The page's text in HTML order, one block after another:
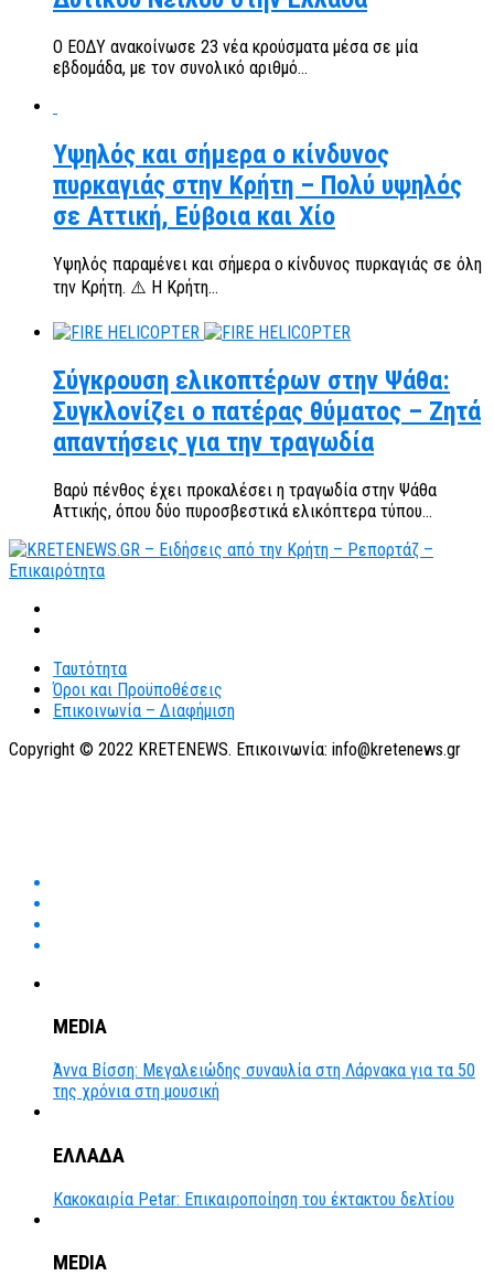
Ο ΕΟΔΥ ανακοίνωσε 23 νέα κρούσματα μέσα σε μία
εβδομάδα, με τον συνολικό αριθμό...
Υψηλός και σήμερα ο κίνδυνος
πυρκαγιάς στην Κρήτη – Πολύ υψηλός
σε Αττική, Εύβοια και Χίο
Υψηλός παραμένει και σήμερα ο κίνδυνος πυρκαγιάς σε όλη
την Κρήτη. ⚠️ Η Κρήτη...
Σύγκρουση ελικοπτέρων στην Ψάθα:
Συγκλονίζει ο πατέρας θύματος – Ζητά
απαντήσεις για την τραγωδία
Βαρύ πένθος έχει προκαλέσει η τραγωδία στην Ψάθα
Αττικής, όπου δύο πυροσβεστικά ελικόπτερα τύπου...
Ταυτότητα
Όροι και Προϋποθέσεις
Επικοινωνία – Διαφήμιση
Copyright © 2022 KRETENEWS. Επικοινωνία: info@kretenews.gr
MEDIA
Άννα Βίσση: Μεγαλειώδης συναυλία στη Λάρνακα για τα 50
της χρόνια στη μουσική
ΕΛΛΑΔΑ
Κακοκαιρία Petar: Επικαιροποίηση του έκτακτου δελτίου
MEDIA